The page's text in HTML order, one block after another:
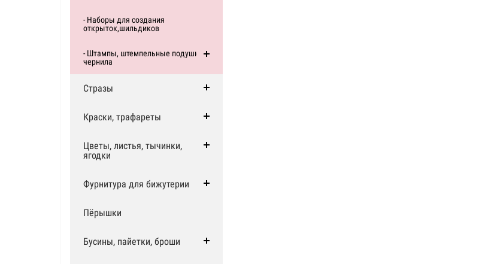
- Наборы для создания
открыток,шильдиков
- Штампы, штемпельные подушки,
чернила
Стразы
Краски, трафареты
Цветы, листья, тычинки,
ягодки
Фурнитура для бижутерии
Пёрышки
Бусины, пайетки, броши